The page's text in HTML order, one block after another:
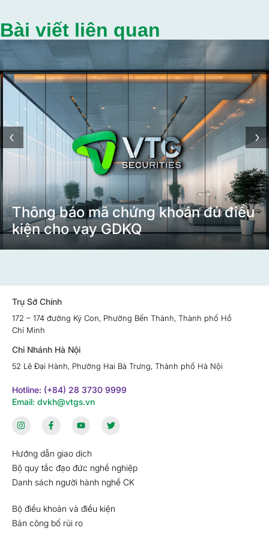
Bài viết liên quan
Thông báo mã chứng khoán đủ điều
kiện cho vay GDKQ
‹ ›
Trụ Sở Chính
172 – 174 đường Ký Con, Phường Bến Thành, Thành phố Hồ
Chí Minh
Chi Nhánh Hà Nội
52 Lê Đại Hành, Phường Hai Bà Trưng, Thành phố Hà Nội
Hotline: (+84) 28 3730 9999
Email: dvkh@vtgs.vn
Hướng dẫn giao dịch
Bộ quy tắc đạo đức nghề nghiệp
Danh sách người hành nghề CK
Bộ điều khoản và điều kiện
Bản công bố rủi ro